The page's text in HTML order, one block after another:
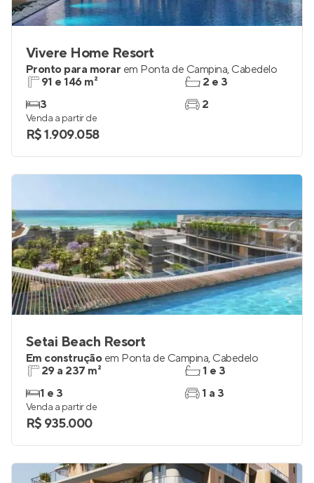
Vivere Home Resort
Pronto para morar em Ponta de Campina, Cabedelo
91 e 146 m²
3
2 e 3
2
Venda a partir de
R$ 1.909.058
Setai Beach Resort
Em construção em Ponta de Campina, Cabedelo
29 a 237 m²
1 e 3
1 e 3
1 a 3
Venda a partir de
R$ 935.000